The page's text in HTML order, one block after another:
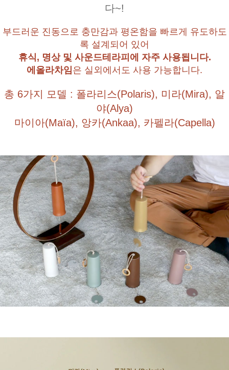
다~!
부드러운 진동으로 충만감과 평온함을 빠르게 유도하도
록 설계되어 있어
휴식, 명상 및 사운드테라피에 자주 사용됩니다.
에올라차임 은 실외에서도 사용 가능합니다.
총 6가지 모델 : 폴라리스(Polaris), 미라(Mira), 알
야(Alya)
마이아(Maïa), 앙카(Ankaa), 카펠라(Capella)